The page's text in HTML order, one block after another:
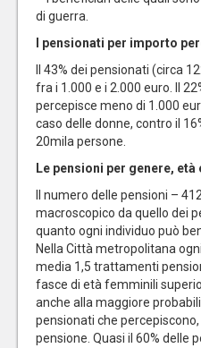
di guerra.
I pensionati per importo
Il 43% dei pensionati (circa
fra i 1.000 e i 2.000 euro. Il
percepisce meno di 1.000
caso delle donne, contro il
20mila persone.
Le pensioni per genere, età
Il numero delle pensioni –
macroscopico da quello dei
quanto ogni individuo può
Nella Città metropolitana
media 1,5 trattamenti
fasce di età femminili
anche alla maggiore
pensionati che percepiscono,
pensione. Quasi il 60% delle